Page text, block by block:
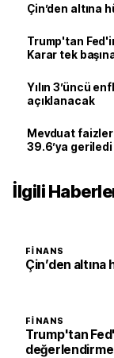
Çin’den altına
Trump'tan
Karar tek
Yılın 3’üncü
açıklanacak
Mevduat
39.6’ya geriledi
İlgili
FINANS
Çin’den altına
FINANS
Trump'tan